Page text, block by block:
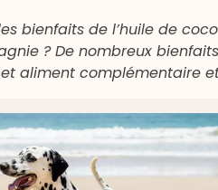
bienfaits de l’huile de
? De nombreux
aliment complémentaire